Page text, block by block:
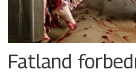
Fatland